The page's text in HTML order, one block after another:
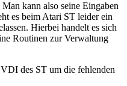
kann also seine Eingaben
es beim Atari ST leider ein
Hierbei handelt es sich
Routinen zur Verwaltung
des ST um die fehlenden